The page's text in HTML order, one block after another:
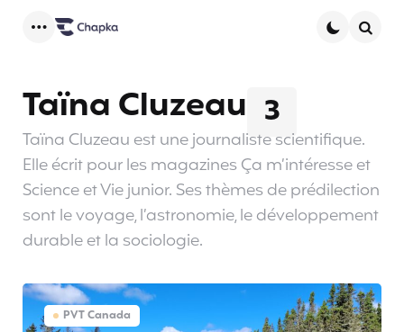
3
Taïna Cluzeau
Taïna Cluzeau est une journaliste scientifique.
Elle écrit pour les magazines Ça m’intéresse et
Science et Vie junior. Ses thèmes de prédilection
sont le voyage, l’astronomie, le développement
durable et la sociologie.
PVT Canada